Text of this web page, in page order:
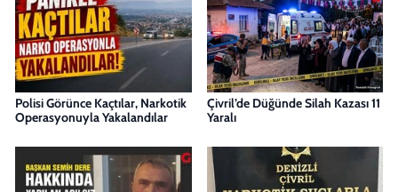
Polisi Görünce Kaçtılar, Narkotik
Operasyonuyla Yakalandılar
Çivril’de Düğünde Silah Kazası 11
Yaralı